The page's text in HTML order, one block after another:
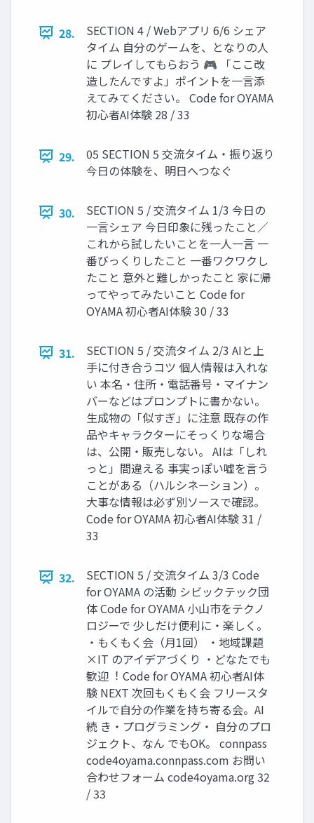
28.
SECTION 4 / Webアプリ 6/6 シェア
タイム ⾃分のゲームを、となりの⼈
に プレイしてもらおう 🎮 「ここ改
造したんですよ」ポイントを⼀⾔添
えてみてください。 Code for OYAMA
初⼼者AI体験 28 / 33
29.
05 SECTION 5 交流タイム・振り返り
今⽇の体験を、明⽇へつなぐ
30.
SECTION 5 / 交流タイム 1/3 今⽇の
⼀⾔シェア 今⽇印象に残ったこと／
これから試したいことを⼀⼈⼀⾔ ⼀
番びっくりしたこと ⼀番ワクワクし
たこと 意外と難しかったこと 家に帰
ってやってみたいこと Code for
OYAMA 初⼼者AI体験 30 / 33
31.
SECTION 5 / 交流タイム 2/3 AIと上
⼿に付き合うコツ 個⼈情報は⼊れな
い 本名・住所・電話番号・マイナン
バーなどはプロンプトに書かない。
⽣成物の「似すぎ」に注意 既存の作
品やキャラクターにそっくりな場合
は、公開・販売しない。 AIは「しれ
っと」間違える 事実っぽい嘘を⾔う
ことがある（ハルシネーション）。
⼤事な情報は必ず別ソースで確認。
Code for OYAMA 初⼼者AI体験 31 /
33
32.
SECTION 5 / 交流タイム 3/3 Code
for OYAMA の活動 シビックテック団
体 Code for OYAMA ⼩⼭市をテクノ
ロジーで 少しだけ便利に・楽しく。
・もくもく会（⽉1回） ・地域課題
×IT のアイデアづくり ・どなたでも
歓迎︕ Code for OYAMA 初⼼者AI体
験 NEXT 次回もくもく会 フリースタ
イルで⾃分の作業を持ち寄る会。AI
続 き・プログラミング・ ⾃分のプロ
ジェクト、なん でもOK。 connpass
code4oyama.connpass.com お問い
合わせフォーム code4oyama.org 32
/ 33